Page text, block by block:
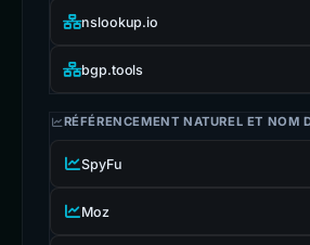
nslookup.io
bgp.tools
RÉFÉRENCEMENT NATUREL ET NOM
SpyFu
Moz